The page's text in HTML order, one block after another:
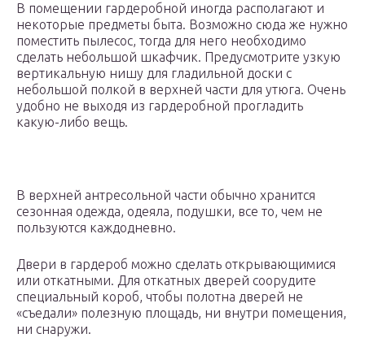
В помещении гардеробной иногда располагают и
некоторые предметы быта. Возможно сюда же нужно
поместить пылесос, тогда для него необходимо
сделать небольшой шкафчик. Предусмотрите узкую
вертикальную нишу для гладильной доски с
небольшой полкой в верхней части для утюга. Очень
удобно не выходя из гардеробной прогладить
какую-либо вещь.
В верхней антресольной части обычно хранится
сезонная одежда, одеяла, подушки, все то, чем не
пользуются каждодневно.
Двери в гардероб можно сделать открывающимися
или откатными. Для откатных дверей соорудите
специальный короб, чтобы полотна дверей не
«съедали» полезную площадь, ни внутри помещения,
ни снаружи.